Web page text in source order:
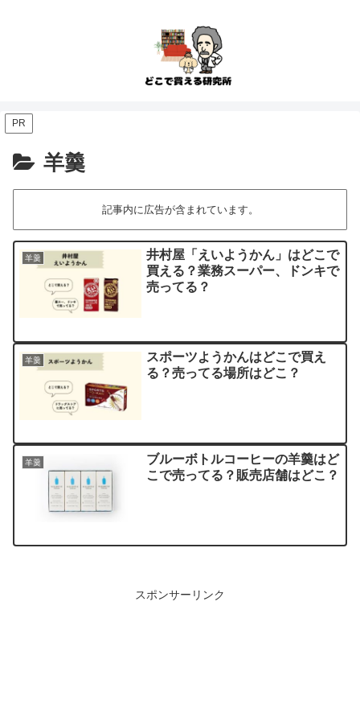
PR
羊羹
記事内に広告が含まれています。
羊羹
井村屋「えいようかん」はどこで
買える？業務スーパー、ドンキで
売ってる？
羊羹
スポーツようかんはどこで買え
る？売ってる場所はどこ？
羊羹
ブルーボトルコーヒーの羊羹はど
こで売ってる？販売店舗はどこ？
スポンサーリンク